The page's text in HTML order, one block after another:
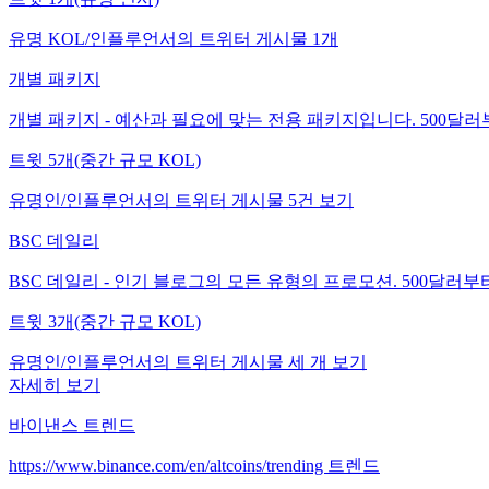
유명 KOL/인플루언서의 트위터 게시물 1개
개별 패키지
개별 패키지 - 예산과 필요에 맞는 전용 패키지입니다. 500달러
트윗 5개(중간 규모 KOL)
유명인/인플루언서의 트위터 게시물 5건 보기
BSC 데일리
BSC 데일리 - 인기 블로그의 모든 유형의 프로모션. 500달러부
트윗 3개(중간 규모 KOL)
유명인/인플루언서의 트위터 게시물 세 개 보기
자세히 보기
바이낸스 트렌드
https://www.binance.com/en/altcoins/trending 트렌드